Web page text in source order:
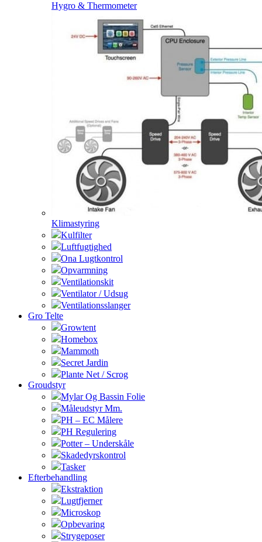
Hygro & Thermometer
Klimastyring
Kulfilter
Luftfugtighed
Ona Lugtkontrol
Opvarmning
Ventilationskit
Ventilator / Udsug
Ventilationsslanger
Gro Telte
Growtent
Homebox
Mammoth
Secret Jardin
Plante Net / Scrog
Groudstyr
Mylar Og Bassin Folie
Måleudstyr Mm.
PH – EC Målere
PH Regulering
Potter – Underskåle
Skadedyrskontrol
Tasker
Efterbehandling
Ekstraktion
Lugtfjerner
Microskop
Opbevaring
Strygeposer